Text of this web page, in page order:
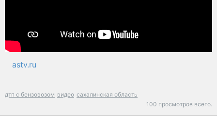
astv.ru
дтп с бензовозом видео сахалинская область
100 просмотров всего.